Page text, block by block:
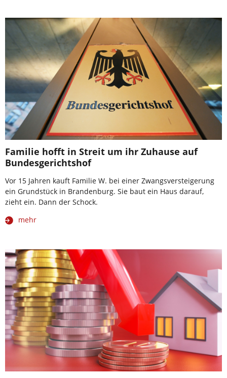
Familie hofft in Streit um ihr Zuhause auf
Bundesgerichtshof
Vor 15 Jahren kauft Familie W. bei einer Zwangsversteigerung
ein Grundstück in Brandenburg. Sie baut ein Haus darauf,
zieht ein. Dann der Schock.
mehr